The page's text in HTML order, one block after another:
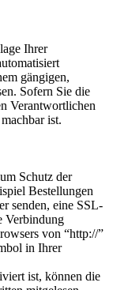
Ihrer
gängigen,
Sofern Sie die
Verantwortlichen
ist.
Schutz der
Bestellungen
senden, eine SSL-
Verbindung
von “http://”
in Ihrer
ist, können die